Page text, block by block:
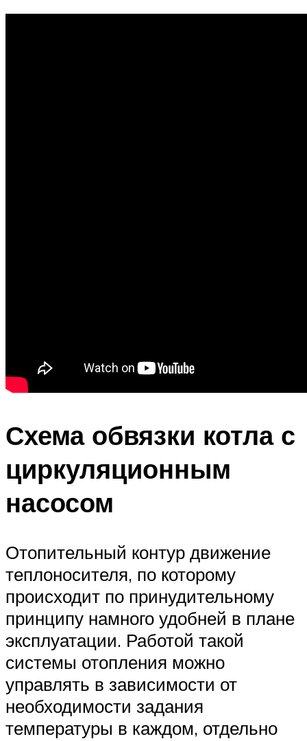
Схема обвязки котла с
циркуляционным
насосом
Отопительный контур движение
теплоносителя, по которому
происходит по принудительному
принципу намного удобней в плане
эксплуатации. Работой такой
системы отопления можно
управлять в зависимости от
необходимости задания
температуры в каждом, отдельно